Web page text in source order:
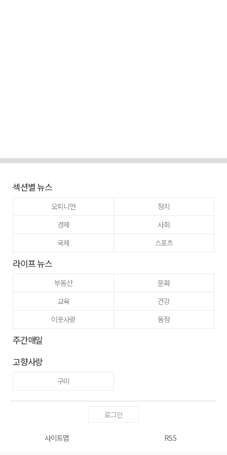
섹션별 뉴스
오피니언
정치
경제
사회
국제
스포츠
라이프 뉴스
부동산
문화
교육
건강
이웃사랑
동정
주간매일
고향사랑
구미
로그인
사이트맵 RSS